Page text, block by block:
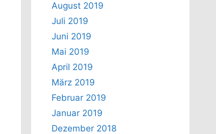
August 2019
Juli 2019
Juni 2019
Mai 2019
April 2019
März 2019
Februar 2019
Januar 2019
Dezember 2018